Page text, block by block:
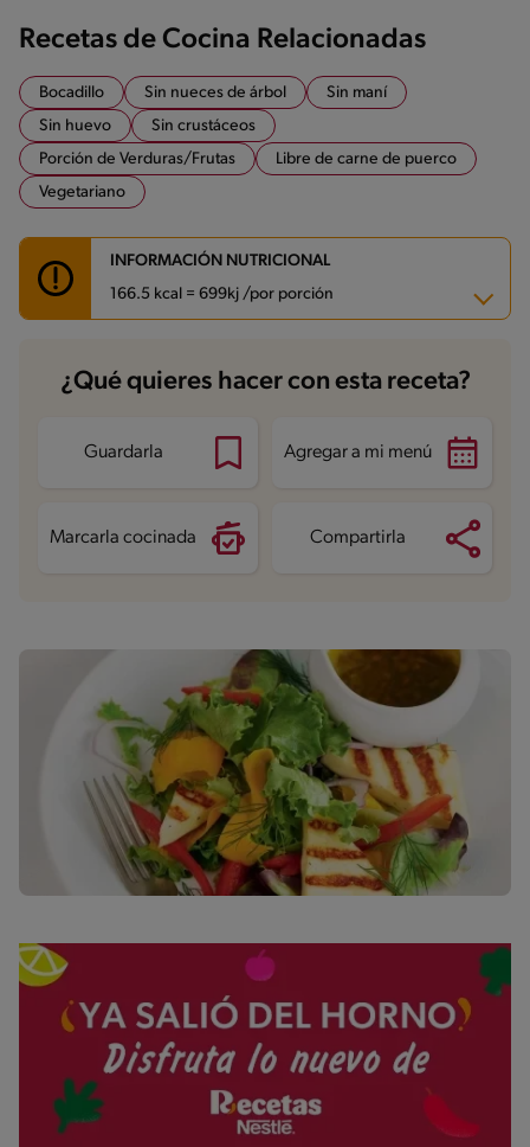
Recetas de Cocina Relacionadas
Bocadillo Sin nueces de árbol
Sin maní
Sin huevo
Sin crustáceos
Porción de Verduras/Frutas
Libre de carne de puerco
Vegetariano
INFORMACIÓN NUTRICIONAL
166.5 kcal = 699kj /por porción
Carbohidratos 15.9 g
Energía 166.5 kcal
Proteína
Grasas saturadas 1.1 g
¿Qué quieres hacer con esta receta?
Guardarla Agregar a mi menú
Marcarla cocinada Compartirla